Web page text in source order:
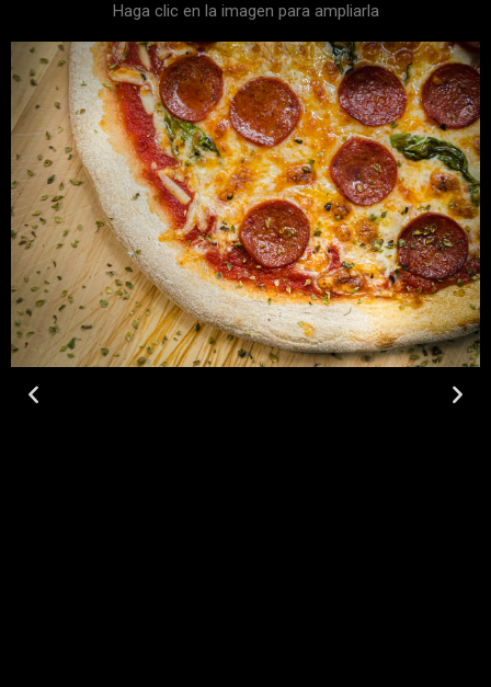
Haga clic en la imagen para ampliarla